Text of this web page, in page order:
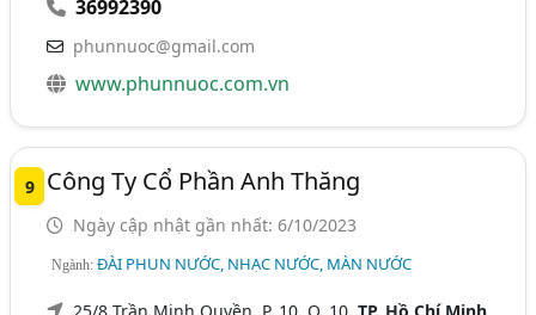
36992390
phunnuoc@gmail.com
www.phunnuoc.com.vn
9 Công Ty Cổ Phần Anh Thăng
Ngày cập nhật gần nhất: 6/10/2023
Ngành:ĐÀI PHUN NƯỚC, NHẠC NƯỚC, MÀN NƯỚC